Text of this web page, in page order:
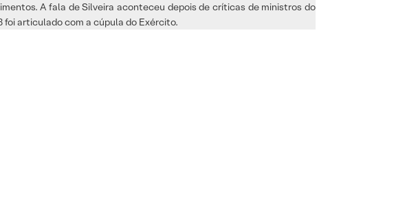
A fala de Silveira aconteceu depois de críticas de ministros do
foi articulado com a cúpula do Exército.